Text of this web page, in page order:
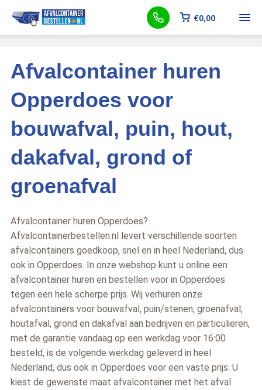
€0,00
Afvalcontainer huren
Opperdoes voor
bouwafval, puin, hout,
dakafval, grond of
groenafval
Afvalcontainer huren Opperdoes?
Afvalcontainerbestellen.nl levert verschillende soorten
afvalcontainers goedkoop, snel en in heel Nederland, dus
ook in Opperdoes. In onze webshop kunt u online een
afvalcontainer huren en bestellen voor in Opperdoes
tegen een hele scherpe prijs. Wij verhuren onze
afvalcontainers voor bouwafval, puin/stenen, groenafval,
houtafval, grond en dakafval aan bedrijven en particulieren,
met de garantie vandaag op een werkdag voor 16:00
besteld, is de volgende werkdag geleverd in heel
Nederland, dus ook in Opperdoes voor een vaste prijs. U
kiest de gewenste maat afvalcontainer met het afval